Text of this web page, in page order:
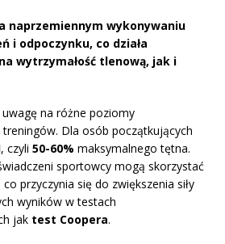
naprzemiennym wykonywaniu
i odpoczynku, co działa
wytrzymałość tlenową, jak i
na różne poziomy
Dla osób początkujących
, czyli 50-60% maksymalnego tętna.
sportowcy mogą skorzystać
co przyczynia się do zwiększenia siły
wyników w testach
jak test Coopera.